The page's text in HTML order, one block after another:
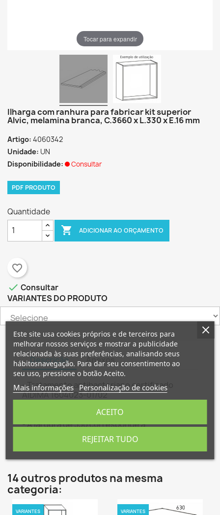
Adicionar à Lista de desejos
add_circle_outline Criar nova lista
Criar lista de desejos
Nome da lista de desejos
Criar lista de desejos
Entrar
É necessário ter sessão iniciada para guardar
produtos na sua lista de desejos.
Cancelar
Tocar para expandir
Ilharga com ranhura para fabricar kit superior
Alvic, melamina branca, C.3660 x L.330 x E.16 mm
Artigo: 4060342
Unidade: UN
Disponibilidade:
Consultar
PDF PRODUTO
Quantidade
 ADICIONAR AO ORÇAMENTO
favorite_border
 Consultar
VARIANTES DO PRODUTO
Descrição Anexos
- Tratamento antibacteriano certificado
AIDIMA 1604023-01/02
visíveis orladas a 1 mm
- A largura de 330 corresponde á
profundidade do kit depois de montado
14 outros produtos na mesma
categoria:
VARIANTES VARIANTES
Este site usa cookies próprios e de terceiros para
melhorar nossos serviços e mostrar a publicidade
relacionada às suas preferências, analisando seus
hábitosnavegação. Para dar seu consentimento ao
seu uso, pressione o botão Aceito.
Mais informações Personalização de cookies
REJEITAR TUDO
ACEITO